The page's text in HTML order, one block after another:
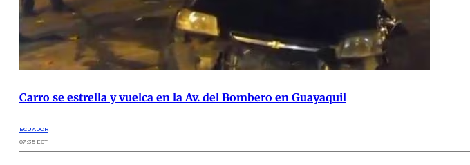
Carro se estrella y vuelca en la Av. del Bombero en Guayaquil
ECUADOR
07:35 ECT